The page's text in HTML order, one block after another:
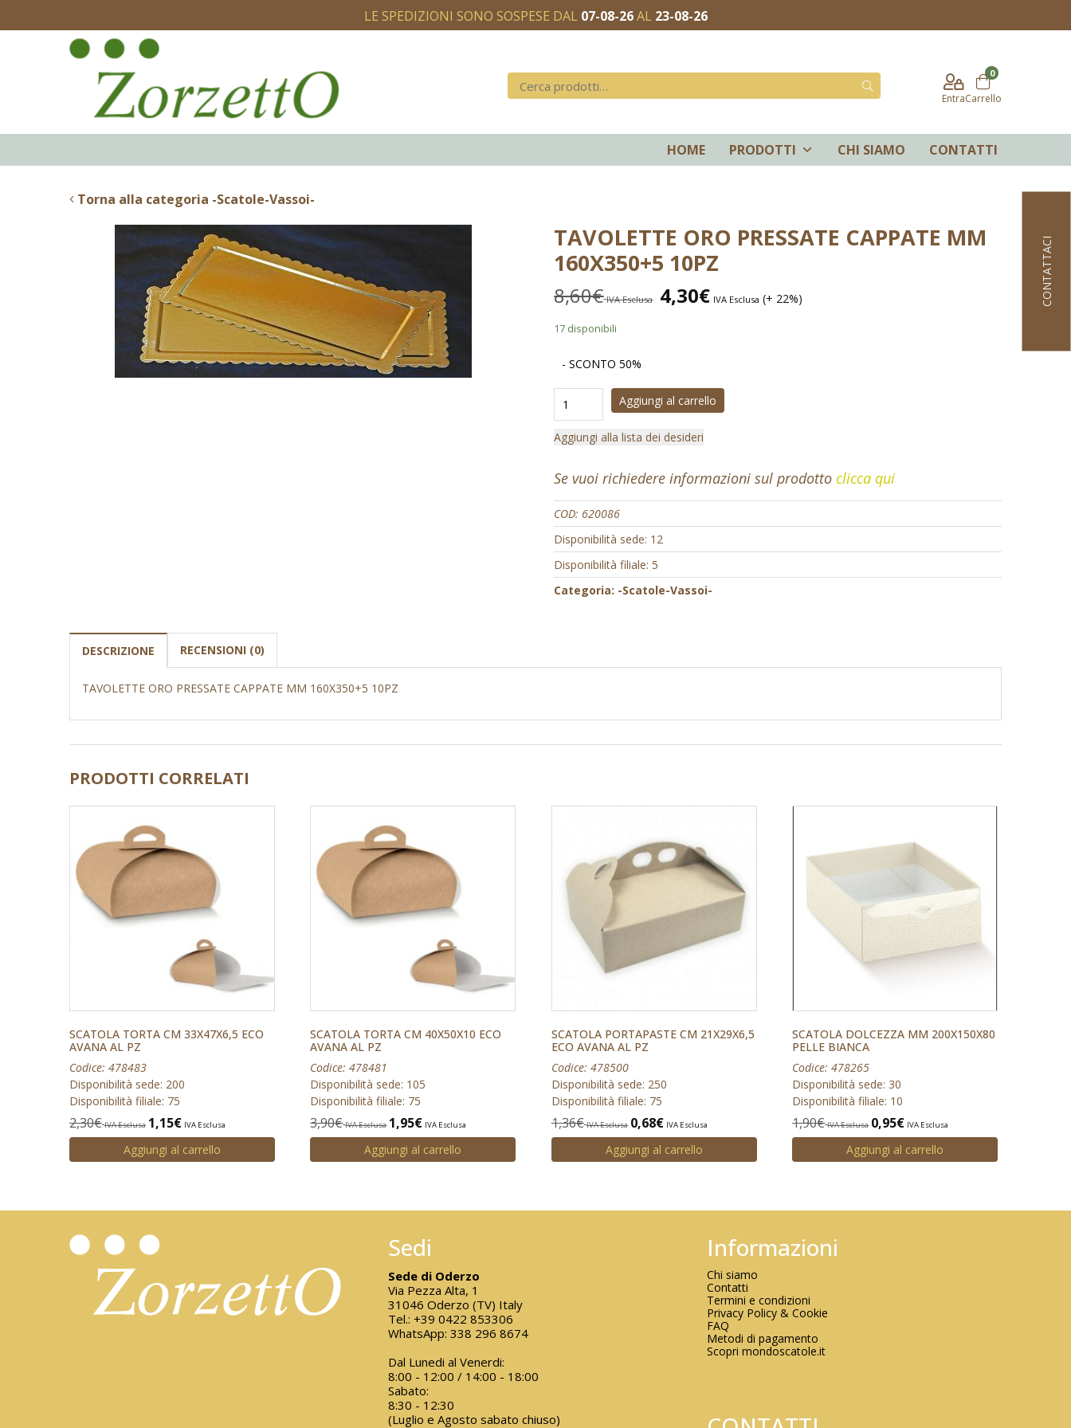
LE SPEDIZIONI SONO SOSPESE DAL 07-08-26AL 23-08-26
Entra
0
Carrello
HOME PRODOTTI CHI SIAMO CONTATTI
Torna alla categoria -Scatole-Vassoi-
TAVOLETTE ORO PRESSATE CAPPATE MM
160X350+5 10PZ
8,60€ IVA Esclusa 4,30€ IVA Esclusa (+ 22%)
17 disponibili
- SCONTO 50%
Aggiungi al carrello
Aggiungi alla lista dei desideri
Se vuoi richiedere informazioni sul prodottoclicca qui
COD: 620086
Disponibilità sede: 12
Disponibilità filiale: 5
Categoria: -Scatole-Vassoi-
DESCRIZIONE RECENSIONI (0)
TAVOLETTE ORO PRESSATE CAPPATE MM 160X350+5 10PZ
PRODOTTI CORRELATI
SCATOLA TORTA CM 33X47X6,5 ECO
AVANA AL PZ
Codice: 478483
Disponibilità sede: 200
Disponibilità filiale: 75
2,30€ IVA Esclusa 1,15€ IVA Esclusa
Aggiungi al carrello
SCATOLA TORTA CM 40X50X10 ECO
AVANA AL PZ
Codice: 478481
Disponibilità sede: 105
Disponibilità filiale: 75
3,90€ IVA Esclusa 1,95€ IVA Esclusa
Aggiungi al carrello
SCATOLA PORTAPASTE CM 21X29X6,5
ECO AVANA AL PZ
Codice: 478500
Disponibilità sede: 250
Disponibilità filiale: 75
1,36€ IVA Esclusa 0,68€ IVA Esclusa
Aggiungi al carrello
SCATOLA DOLCEZZA MM 200X150X80
PELLE BIANCA
Codice: 478265
Disponibilità sede: 30
Disponibilità filiale: 10
1,90€ IVA Esclusa 0,95€ IVA Esclusa
Aggiungi al carrello
CONTATTACI
Sedi
Sede di Oderzo
Via Pezza Alta, 1
31046 Oderzo (TV) Italy
Tel.: +39 0422 853306
WhatsApp: 338 296 8674
Dal Lunedi al Venerdi:
8:00 - 12:00 / 14:00 - 18:00
Sabato:
8:30 - 12:30
(Luglio e Agosto sabato chiuso)
Informazioni
Chi siamo
Contatti
Termini e condizioni
Privacy Policy & Cookie
FAQ
Metodi di pagamento
Scopri mondoscatole.it